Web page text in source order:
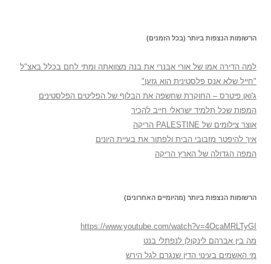
הרשומות הנצפות ביותר (בכל הזמנים)
למה הדירה אמו של אורי אבנרי את בנה מצוואתה ומתי לחם בכלל באצ"ל
"חייל שלא אנס פלסטינית הוא גזען"
ג'ואן פיטרס – החוקרת שחשפה את הבלוף של הפליטים הפלסטינים
המפות שכל תלמיד ישראלי חייב להכיר
אוצר צילומים של PALESTINE הריקה
איך להיפטר מזבובי הבית ולפתור את בעיית היונים
המפה הגדולה של הארץ הריקה
הרשומות הנצפות ביותר (מהיומיים האחרונים)
https://www.youtube.com/watch?v=4OcaMRLTyGI
מה בין אברהם לינקולן לנפתלי בנט
מי האשמים בעינוי הדין שנגרם לגל הירש